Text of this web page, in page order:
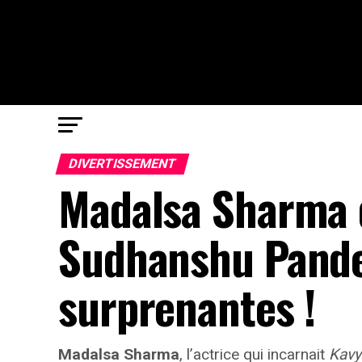
DIVERTISSEMENT
Madalsa
Sudhanshu
surprenantes !
Madalsa Sharma, l’actrice qui incarnait